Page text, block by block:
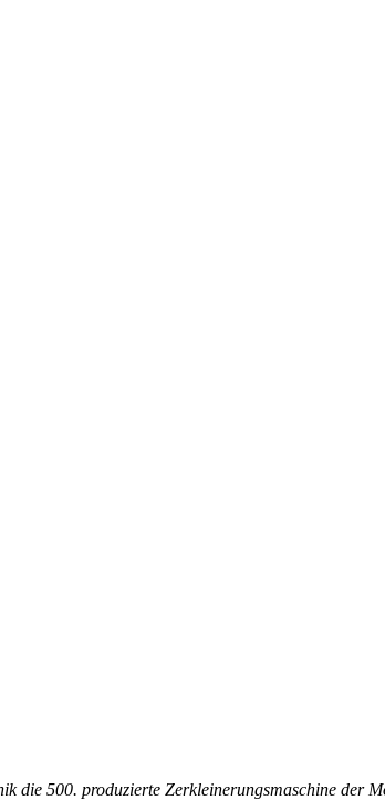
die 500. produzierte Zerkleinerungsmaschine der